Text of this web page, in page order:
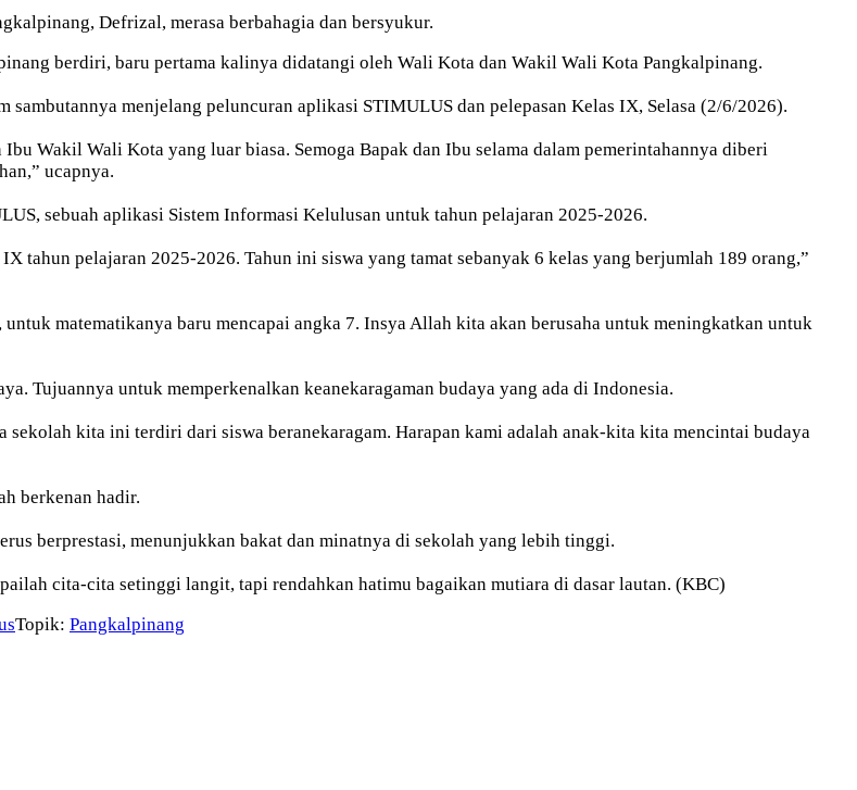
Defrizal, merasa berbahagia dan bersyukur.
berdiri, baru pertama kalinya didatangi oleh Wali Kota dan Wakil Wali Kota Pangkalpinang.
menjelang peluncuran aplikasi STIMULUS dan pelepasan Kelas IX, Selasa (2/6/2026).
Wakil Wali Kota yang luar biasa. Semoga Bapak dan Ibu selama dalam pemerintahannya diberi
ucapnya.
sebuah aplikasi Sistem Informasi Kelulusan untuk tahun pelajaran 2025-2026.
tahun pelajaran 2025-2026. Tahun ini siswa yang tamat sebanyak 6 kelas yang berjumlah 189 orang,”
matematikanya baru mencapai angka 7. Insya Allah kita akan berusaha untuk meningkatkan untuk
Tujuannya untuk memperkenalkan keanekaragaman budaya yang ada di Indonesia.
kita ini terdiri dari siswa beranekaragam. Harapan kami adalah anak-kita kita mencintai budaya
berkenan hadir.
berprestasi, menunjukkan bakat dan minatnya di sekolah yang lebih tinggi.
cita-cita setinggi langit, tapi rendahkan hatimu bagaikan mutiara di dasar lautan. (KBC)
Topik: Pangkalpinang